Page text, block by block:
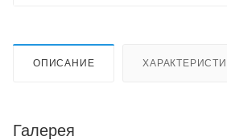
ОПИСАНИЕ
Галерея